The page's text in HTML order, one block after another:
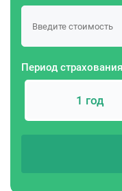
Период страхования
1 год